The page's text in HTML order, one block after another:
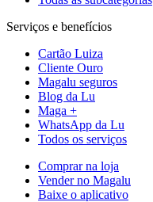
Serviços e benefícios
Cartão Luiza
Cliente Ouro
Magalu seguros
Blog da Lu
Maga +
WhatsApp da Lu
Todos os serviços
Comprar na loja
Vender no Magalu
Baixe o aplicativo